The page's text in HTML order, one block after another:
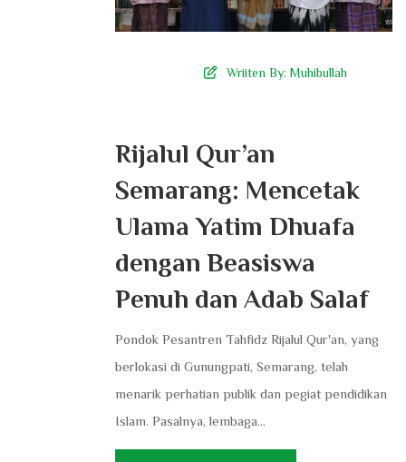
Wriiten By: Muhibullah
Rijalul Qur’an
Semarang: Mencetak
Ulama Yatim Dhuafa
dengan Beasiswa
Penuh dan Adab Salaf
​Pondok Pesantren Tahfidz Rijalul Qur'an, yang
berlokasi di Gunungpati, Semarang, telah
menarik perhatian publik dan pegiat pendidikan
Islam. Pasalnya, lembaga...